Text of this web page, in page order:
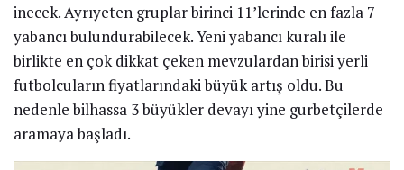
inecek. Ayrıyeten gruplar birinci 11’lerinde en fazla 7
yabancı bulundurabilecek. Yeni yabancı kuralı ile
birlikte en çok dikkat çeken mevzulardan birisi yerli
futbolcuların fiyatlarındaki büyük artış oldu. Bu
nedenle bilhassa 3 büyükler devayı yine gurbetçilerde
aramaya başladı.